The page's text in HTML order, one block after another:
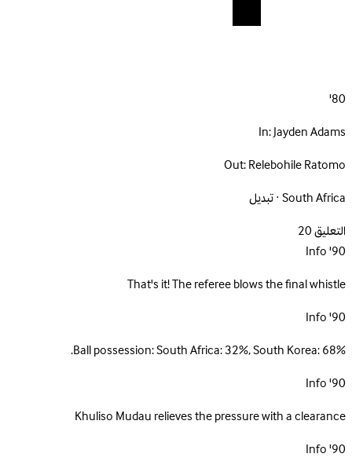
80'
In:Jayden Adams
Out:Relebohile Ratomo
South Africa · تبديل
التعليق20
90'
Info
That's it! The referee blows the final whistle
90'
Info
Ball possession: South Africa: 32%, South Korea: 68%.
90'
Info
Khuliso Mudau relieves the pressure with a clearance
90'
Info